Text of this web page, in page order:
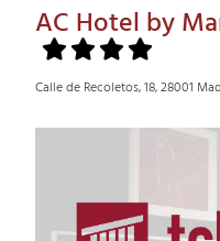
AC Hotel by
Calle de Recoletos, 18, 28001